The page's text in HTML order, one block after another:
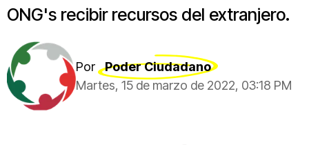
ONG's recibir recursos del extranjero.
Por
Poder Ciudadano
Martes, 15 de marzo de 2022, 03:18 PM